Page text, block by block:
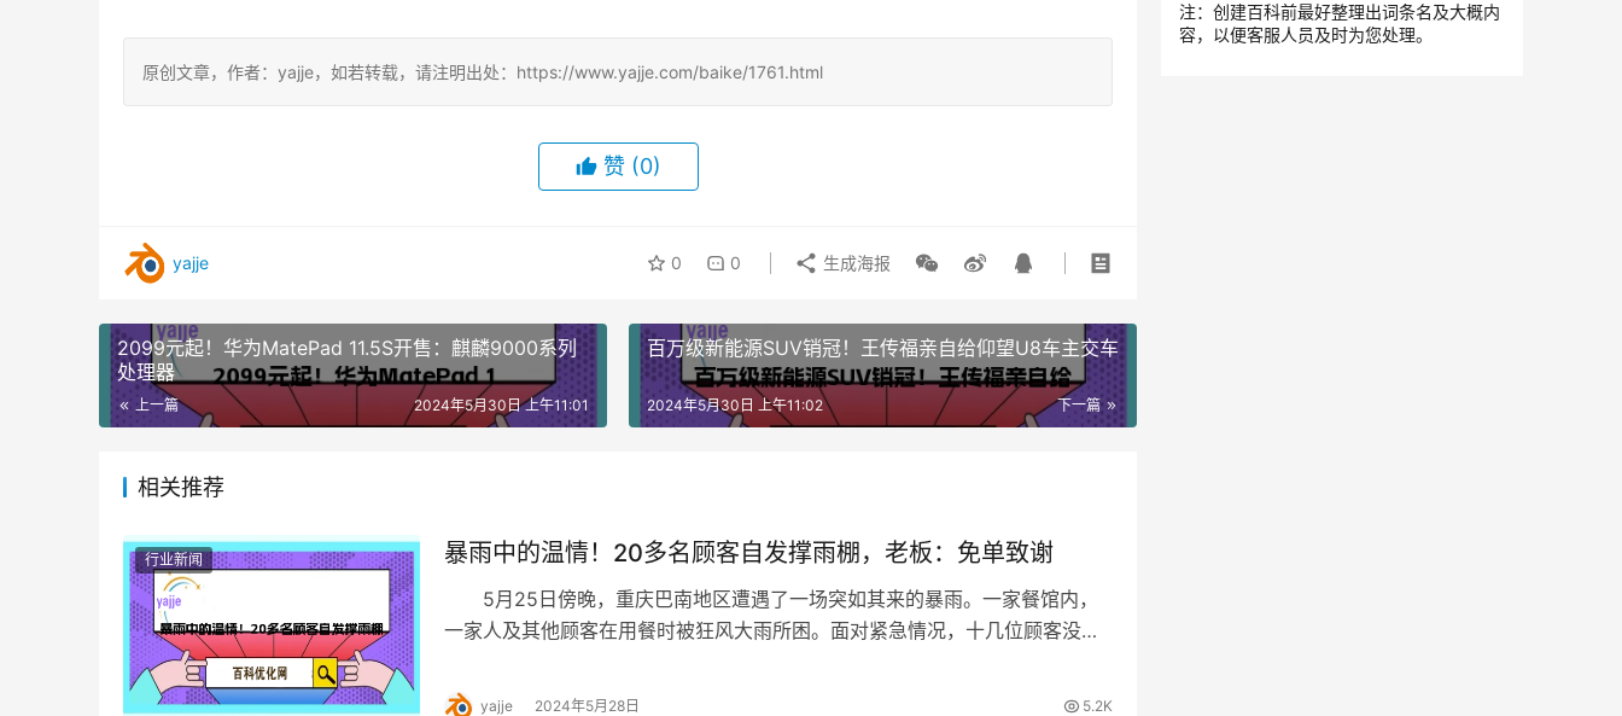
原创文章，作者：yajje，如若转载，请注明出处：https://www.yajje.com/baike/1761.html
赞 (0)
yajje 0 0 生成海报
2099元起！华为MatePad 11.5S开售：麒麟9000系列
处理器
上一篇 2024年5月30日 上午11:01
百万级新能源SUV销冠！王传福亲自给仰望U8车主交车
下一篇
2024年5月30日 上午11:02
相关推荐
行业新闻 暴雨中的温情！20多名顾客自发撑雨棚，老板：免单致谢
5月25日傍晚，重庆巴南地区遭遇了一场突如其来的暴雨。一家餐馆内，
一家人及其他顾客在用餐时被狂风大雨所困。面对紧急情况，十几位顾客没有
yajje 2024年5月28日 5.2K
注：创建百科前最好整理出词条名及大概内
容，以便客服人员及时为您处理。